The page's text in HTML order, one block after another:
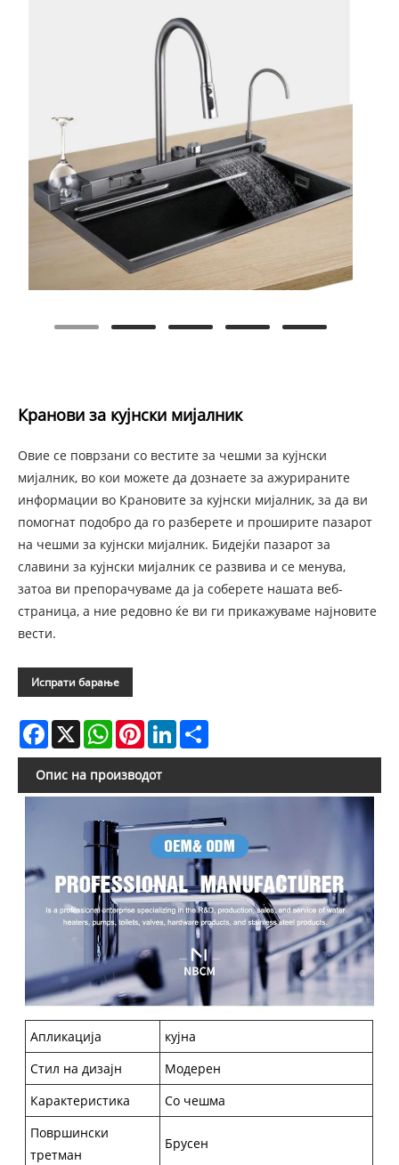
Кранови за кујнски мијалник
Овие се поврзани со вестите за чешми за кујнски
мијалник, во кои можете да дознаете за ажурираните
информации во Крановите за кујнски мијалник, за да ви
помогнат подобро да го разберете и проширите пазарот
на чешми за кујнски мијалник. Бидејќи пазарот за
славини за кујнски мијалник се развива и се менува,
затоа ви препорачуваме да ја соберете нашата веб-
страница, а ние редовно ќе ви ги прикажуваме најновите
вести.
Испрати барање
Facebook
X WhatsAppPinterestLinkedIn
Опис на производот
Апликација
кујна
Стил на дизајн
Модерен
Карактеристика
Со чешма
Површински
третман
Брусен